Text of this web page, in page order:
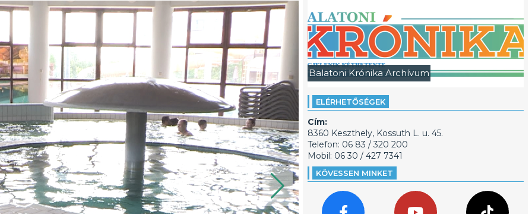
Balatoni Krónika Archívum
ELÉRHETŐSÉGEK
Cím:
8360 Keszthely, Kossuth L. u. 45.
Telefon: 06 83 / 320 200
Mobil: 06 30 / 427 7341
KÖVESSEN MINKET